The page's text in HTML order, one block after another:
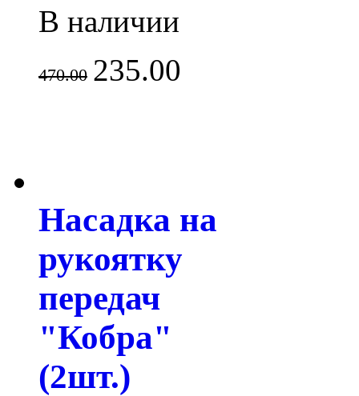
В наличии
470.00 235.00
Насадка на
рукоятку
передач
"Кобра"
(2шт.)